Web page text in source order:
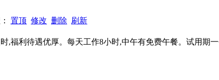
置顶 修改 删除 刷新
,福利待遇优厚。每天工作8小时,中午有免费午餐。试用期